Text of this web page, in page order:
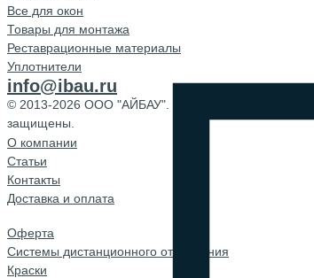
Все для окон
Товары для монтажа
Реставрационные материалы
Уплотнители
info@ibau.ru
© 2013-2026 ООО "АЙБАУ". Все права
защищены.
О компании
Cтатьи
Контакты
Доставка и оплата
Оферта
Системы дистанционного открывания
Краски